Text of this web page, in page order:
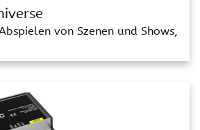
von Szenen und Shows,